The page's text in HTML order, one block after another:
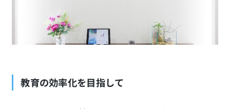
教育の効率化を目指して